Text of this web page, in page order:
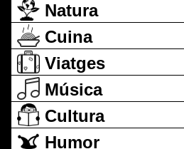
Natura
Cuina
Viatges
Música
Cultura
Humor